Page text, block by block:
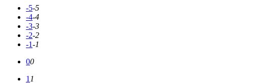
-5-5
-4-4
-3-3
-2-2
-1-1
00
11